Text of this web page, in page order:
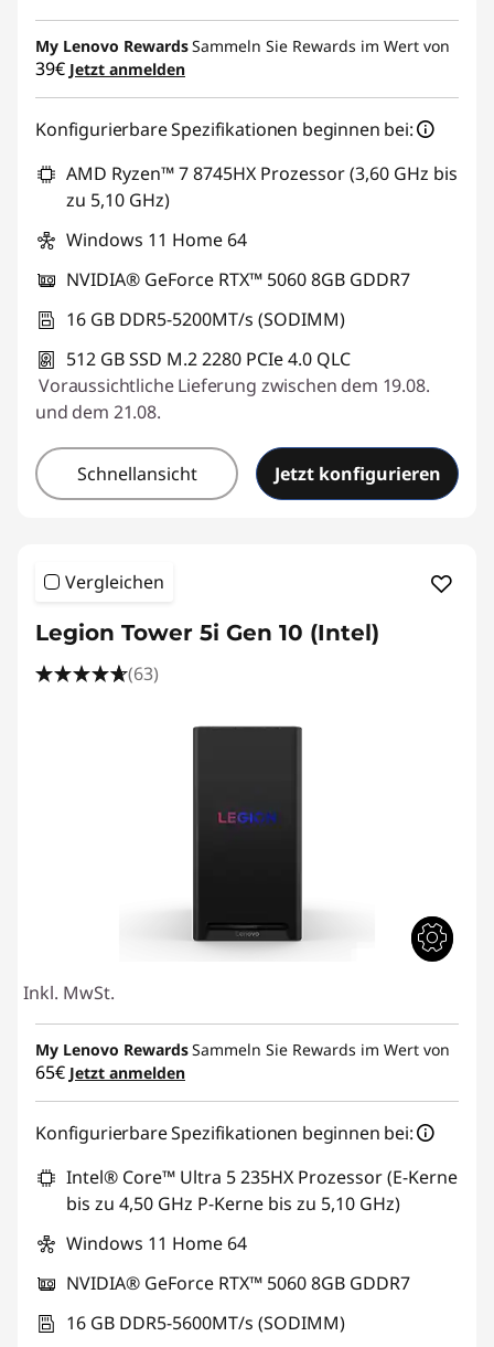
My Lenovo RewardsSammeln Sie Rewards im Wert von
39€ Jetzt anmelden
Konfigurierbare Spezifikationen beginnen bei:
AMD Ryzen™ 7 8745HX Prozessor (3,60 GHz bis
zu 5,10 GHz)
Windows 11 Home 64
NVIDIA® GeForce RTX™ 5060 8GB GDDR7
16 GB DDR5-5200MT/s (SODIMM)
512 GB SSD M.2 2280 PCIe 4.0 QLC
Voraussichtliche Lieferung zwischen dem 19.08.
und dem 21.08.
Schnellansicht Jetzt konfigurieren
Vergleichen
Legion Tower 5i Gen 10 (Intel)
(63)
Inkl. MwSt.
My Lenovo RewardsSammeln Sie Rewards im Wert von
65€ Jetzt anmelden
Konfigurierbare Spezifikationen beginnen bei:
Intel® Core™ Ultra 5 235HX Prozessor (E-Kerne
bis zu 4,50 GHz P-Kerne bis zu 5,10 GHz)
Windows 11 Home 64
NVIDIA® GeForce RTX™ 5060 8GB GDDR7
16 GB DDR5-5600MT/s (SODIMM)